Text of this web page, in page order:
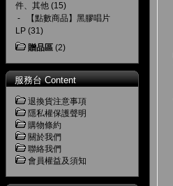
件、其他 (15)
-
【點數商品】黑膠唱片
LP (31)
贈品區 (2)
服務台 Content
退換貨注意事項
隱私權保護聲明
購物條約
關於我們
聯絡我們
會員權益及須知